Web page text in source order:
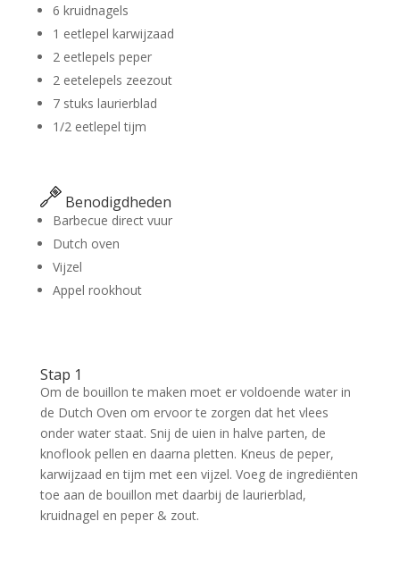
6 kruidnagels
1 eetlepel karwijzaad
2 eetlepels peper
2 eetelepels zeezout
7 stuks laurierblad
1/2 eetlepel tijm
Benodigdheden
Barbecue direct vuur
Dutch oven
Vijzel
Appel rookhout
Stap 1
Om de bouillon te maken moet er voldoende water in
de Dutch Oven om ervoor te zorgen dat het vlees
onder water staat. Snij de uien in halve parten, de
knoflook pellen en daarna pletten. Kneus de peper,
karwijzaad en tijm met een vijzel. Voeg de ingrediënten
toe aan de bouillon met daarbij de laurierblad,
kruidnagel en peper & zout.